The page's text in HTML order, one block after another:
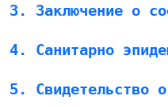
3. Заключение о
4. Санитарно
5. Свидетельство о